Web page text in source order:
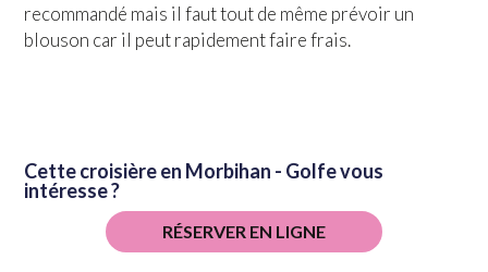
recommandé mais il faut tout de même prévoir un
blouson car il peut rapidement faire frais.
Cette croisière en Morbihan - Golfe vous
intéresse ?
RÉSERVER EN LIGNE